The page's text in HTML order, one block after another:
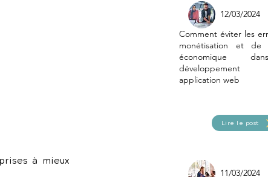
12/03/2024
Comment éviter les
monétisation et de
économique
développement
application web
Lire le post
11/03/2024